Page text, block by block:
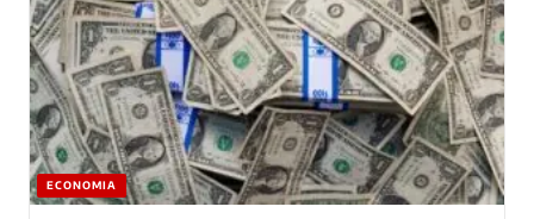
ECONOMIA